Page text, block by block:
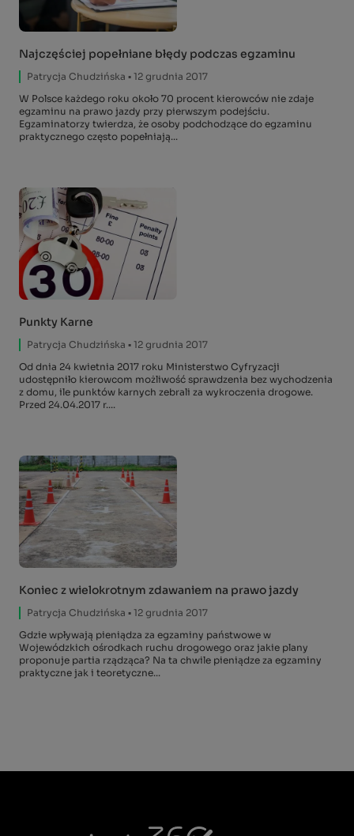
Najczęściej popełniane błędy podczas egzaminu
Patrycja Chudzińska ▪ 12 grudnia 2017
W Polsce każdego roku około 70 procent kierowców nie zdaje
egzaminu na prawo jazdy przy pierwszym podejściu.
Egzaminatorzy twierdza, że osoby podchodzące do egzaminu
praktycznego często popełniają...
Punkty Karne
Patrycja Chudzińska ▪ 12 grudnia 2017
Od dnia 24 kwietnia 2017 roku Ministerstwo Cyfryzacji
udostępniło kierowcom możliwość sprawdzenia bez wychodzenia
z domu, ile punktów karnych zebrali za wykroczenia drogowe.
Przed 24.04.2017 r....
Koniec z wielokrotnym zdawaniem na prawo jazdy
Patrycja Chudzińska ▪ 12 grudnia 2017
Gdzie wpływają pieniądza za egzaminy państwowe w
Wojewódzkich ośrodkach ruchu drogowego oraz jakie plany
proponuje partia rządząca? Na ta chwile pieniądze za egzaminy
praktyczne jak i teoretyczne...